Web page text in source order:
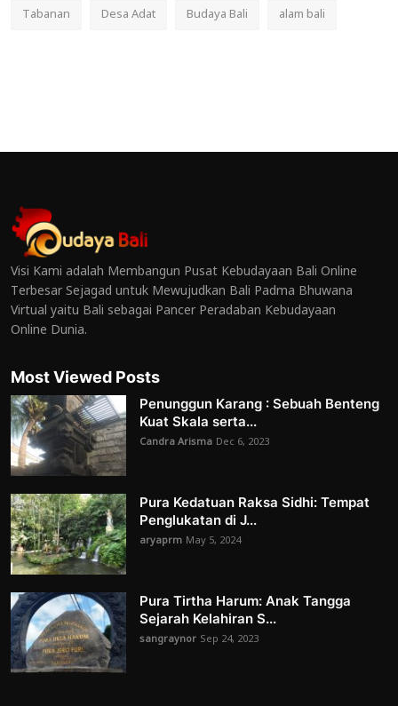
Tabanan
Desa Adat Budaya Bali alam bali
Visi Kami adalah Membangun Pusat Kebudayaan Bali Online
Terbesar Sejagad untuk Mewujudkan Bali Padma Bhuwana
Virtual yaitu Bali sebagai Pancer Peradaban Kebudayaan
Online Dunia.
Most Viewed Posts
Penunggun Karang : Sebuah Benteng
Kuat Skala serta...
Candra Arisma Dec 6, 2023
Pura Kedatuan Raksa Sidhi: Tempat
Penglukatan di J...
aryaprm May 5, 2024
Pura Tirtha Harum: Anak Tangga
Sejarah Kelahiran S...
sangraynor Sep 24, 2023